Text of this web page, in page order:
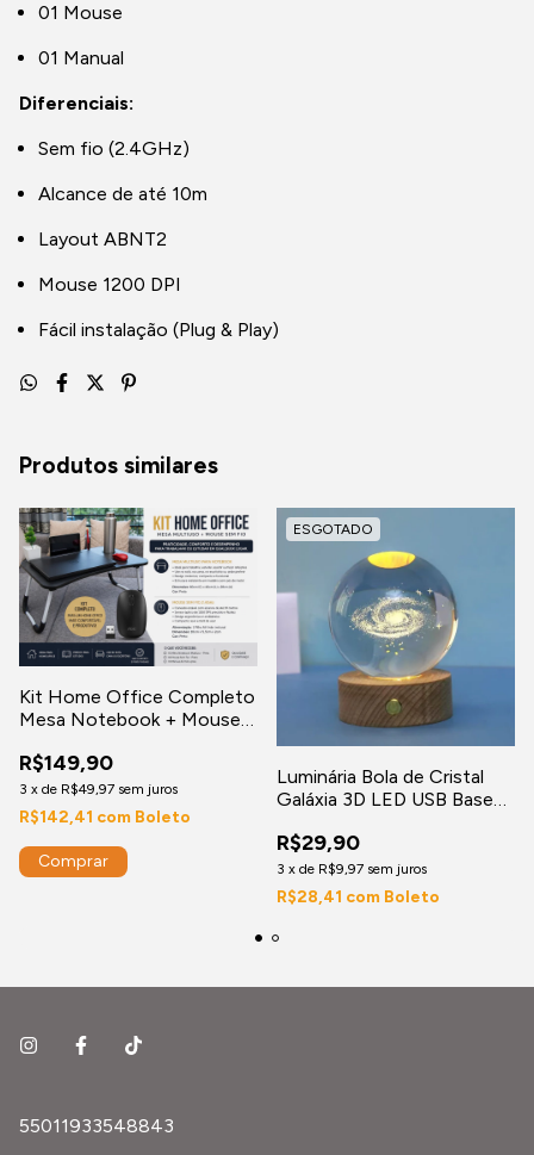
01 Mouse
01 Manual
Diferenciais:
Sem fio (2.4GHz)
Alcance de até 10m
Layout ABNT2
Mouse 1200 DPI
Fácil instalação (Plug & Play)
Produtos similares
Kit Home Office Completo
Mesa Notebook + Mouse
R$149,90
3 x de R$49,97 sem juros
R$142,41 com Boleto
ESGOTADO
Luminária Bola de Cristal
Galáxia 3D LED USB Base
R$29,90
3 x de R$9,97 sem juros
R$28,41 com Boleto
55011933548843